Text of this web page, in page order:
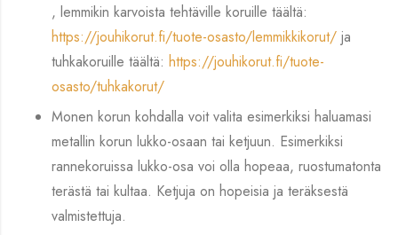
, lemmikin karvoista tehtäville koruille täältä:
https://jouhikorut.fi/tuote-osasto/lemmikkikorut/ ja
tuhkakoruille täältä:https://jouhikorut.fi/tuote-
osasto/tuhkakorut/
Monen korun kohdalla voit valita esimerkiksi haluamasi
metallin korun lukko-osaan tai ketjuun. Esimerkiksi
rannekoruissa lukko-osa voi olla hopeaa, ruostumatonta
terästä tai kultaa. Ketjuja on hopeisia ja teräksestä
valmistettuja.